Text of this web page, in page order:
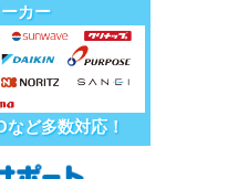
カー
など多数対応！